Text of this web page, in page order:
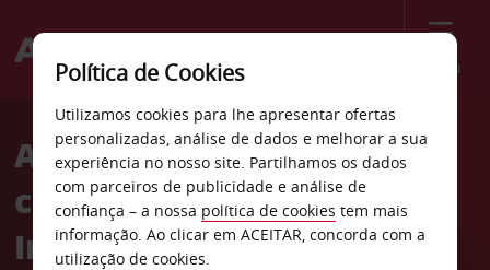
Menu
Welcome
AvisAluguer de
carros Aeroporto
Internacional de Calgary
Política de Cookies
Utilizamos cookies para lhe apresentar ofertas
personalizadas, análise de dados e melhorar a sua
experiência no nosso site. Partilhamos os dados
com parceiros de publicidade e análise de
confiança – a nossa política de cookies tem mais
informação. Ao clicar em ACEITAR, concorda com a
utilização de cookies.